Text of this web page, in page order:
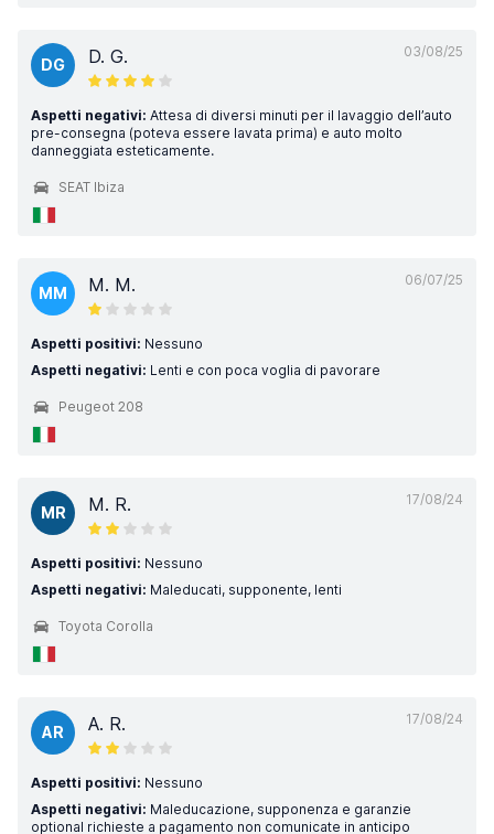
03/08/25
DG D. G.
Aspetti negativi: Attesa di diversi minuti per il lavaggio dell’auto
pre-consegna (poteva essere lavata prima) e auto molto
danneggiata esteticamente.
SEAT Ibiza
06/07/25
MM M. M.
Aspetti positivi: Nessuno
Aspetti negativi: Lenti e con poca voglia di pavorare
Peugeot 208
17/08/24
MR M. R.
Aspetti positivi: Nessuno
Aspetti negativi: Maleducati, supponente, lenti
Toyota Corolla
17/08/24
AR A. R.
Aspetti positivi: Nessuno
Aspetti negativi: Maleducazione, supponenza e garanzie
optional richieste a pagamento non comunicate in anticipo